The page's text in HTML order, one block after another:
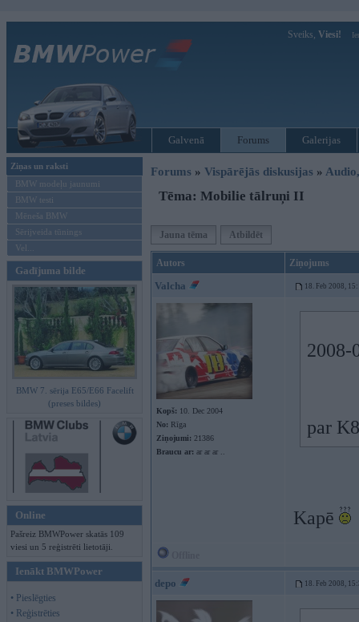
Sveiks, Viesi!
Galvenā Forums Galerijas
Ziņas un raksti
BMW modeļu jaunumi
BMW testi
Mēneša BMW
Sērijveida tūnings
Vel...
Gadījuma bilde
BMW 7. sērija E65/E66 Facelift
(preses bildes)
Online
Pašreiz BMWPower skatās 109
viesi un 5 reģistrēti lietotāji.
Ienākt BMWPower
• Pieslēgties
• Reģistrēties
Forums » Vispārējās diskusijas »
Tēma: Mobilie tālruņi II
Jauna tēma Atbildēt
Autors Ziņojums
Valcha 18. Feb 2008,
Kopš: 10. Dec 2004
No: Rīga
Ziņojumi: 21386
Braucu ar: ar ar ar ..
2008-
par
Kapē
depo 18. Feb 2008,